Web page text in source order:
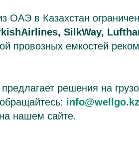
ОАЭ в Казахстан
SilkWay,
провозных емкостей
решения на
info@wellgo.kz
нашем сайте.